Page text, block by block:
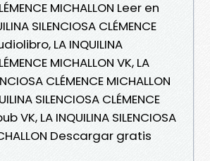
MICHALLON Leer en
SILENCIOSA CLÉMENCE
LA INQUILINA
MICHALLON VK, LA
CLÉMENCE MICHALLON
SILENCIOSA CLÉMENCE
VK, LA INQUILINA SILENCIOSA
Descargar gratis